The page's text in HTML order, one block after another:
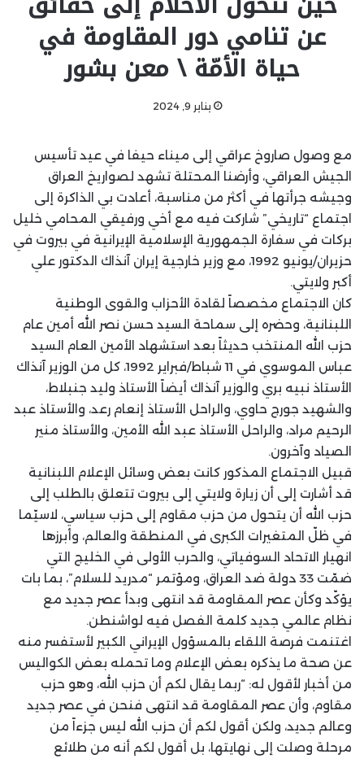
عن تنامي دور المقاومة في
حياة الأمّة \ معن بشور
يناير 9, 2024
مع وصول صاروخ عراقي إلى ميناء حيفا في عيد تأسيس
الجيش العراقي، وأرضنا المحتلة تشهد لصواريخ العراق
وجيشه جرأتها في أكثر من مناسبة، أعادت بي الذاكرة إلى
اجتماع “تاريخي” شاركت فيه مع أخي ورفيقي المحامي خليل
بركات في سفارة الجمهورية الإسلامية الإيرانية في بيروت في
حزيران/يونيو 1992، مع وزير خارجية إيران آنذاك الدكتور علي
أكبر ولايتي.
كان الاجتماع مخصصاً لقادة الأحزاب والقوى الوطنية
اللبنانية، وحضره إلى سماحة السيد حسن نصر الله أمين عام
حزب الله المنتخب حديثاً بعد استشهاد الأمين العام السيد
عباس الموسوي في 11 شباط/فبراير 1992، كل من الوزير آنذاك
الأستاذ نبيه بري والوزير آنذاك أيضاً الأستاذ وليد جنبلاط،
والشهيد جورج حاوي، والراحل الأستاذ إنعام رعد، والأستاذ عبد
الرحيم مراد، والراحل الأستاذ عبد الله الأمين، والأستاذ منير
الصياد وآخرون.
قبيل الاجتماع المذكور كانت بعض وسائل الإعلام اللبنانية
قد أشارت إلى أن زيارة ولايتي إلى بيروت تتعلق بالطلب إلى
حزب الله أن يتحول من حزب مقاوم إلى حزب سياسي، لاسيّما
في ظلّ المتغيرات الكبرى في المنطقة والعالم، وأبرزها
انهيار الاتحاد السوفياتي، والحرب الأولى في الخليج التي
ضمّت 33 دولة ضد العراق، ومؤتمر “مدريد للسلام”، بما بات
يؤكّد وكأن عصر المقاومة قد انتهى وبدأ عصر جديد مع
نظام عالمي جديد كلمة الفصل فيه لواشنطن.
اغتنمت فرصة اللقاء بالمسؤول الإيراني الكبير لأستفسر منه
عن صحة ما يذكره بعض الإعلام وما تحمله بعض الكواليس
من أخبار لأقول له: “ربما يقال لكم أن حزب الله، وهو حزب
مقاوم، وأن عصر المقاومة قد انتهى فنحن في عصر جديد
وعالم جديد، ولكن أقول لكم أن حزب الله ليس جزءاً من
مرحلة وصلت إلى نهايتها، بل أقول لكم أنه من طلائع